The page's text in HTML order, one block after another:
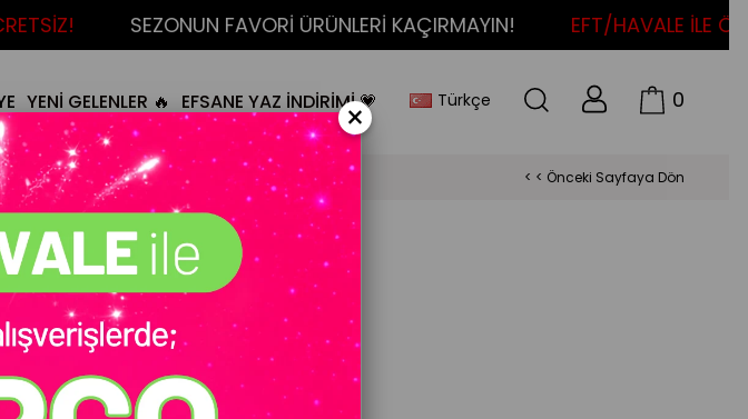
SEZONUN FAVORİ ÜRÜNLERİ KAÇIRMAYIN! EFT/HAVALE İLE
0
Türkçe
YENİ GELENLER 🔥 EFSANE YAZ İNDİRİMİ 💗
< < Önceki Sayfaya Dön
Stok Kodu (MY407000695961000198)
Tükendi :(
Ürün Videosunu İzle
Mickey Denim Takım
×